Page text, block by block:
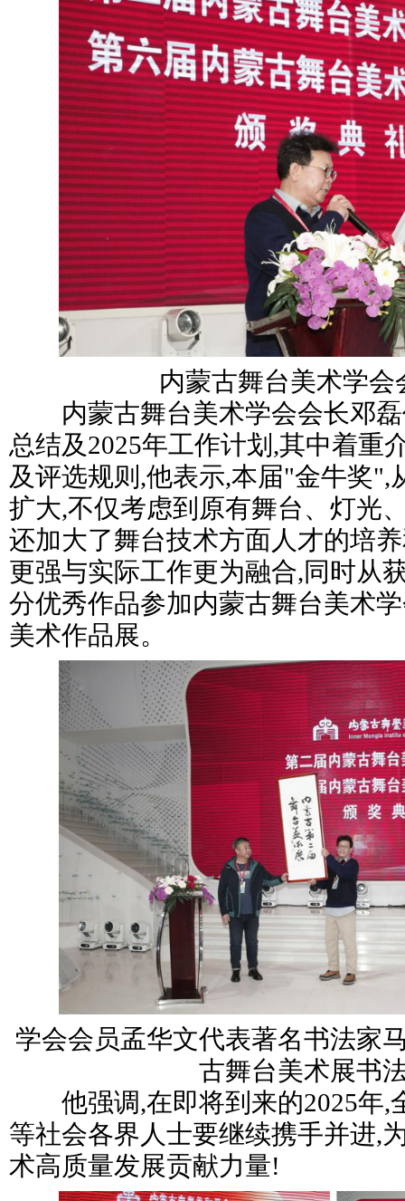
内蒙古舞台美术学会
内蒙古舞台美术学会会长邓磊
总结及2025年工作计划,其中着重
及评选规则,他表示,本届"金牛奖",
扩大,不仅考虑到原有舞台、灯光
还加大了舞台技术方面人才的培
更强与实际工作更为融合,同时从
分优秀作品参加内蒙古舞台美术
美术作品展。
学会会员孟华文代表著名书法家
古舞台美术展书
他强调,在即将到来的2025年,
等社会各界人士要继续携手并进,
术高质量发展贡献力量!